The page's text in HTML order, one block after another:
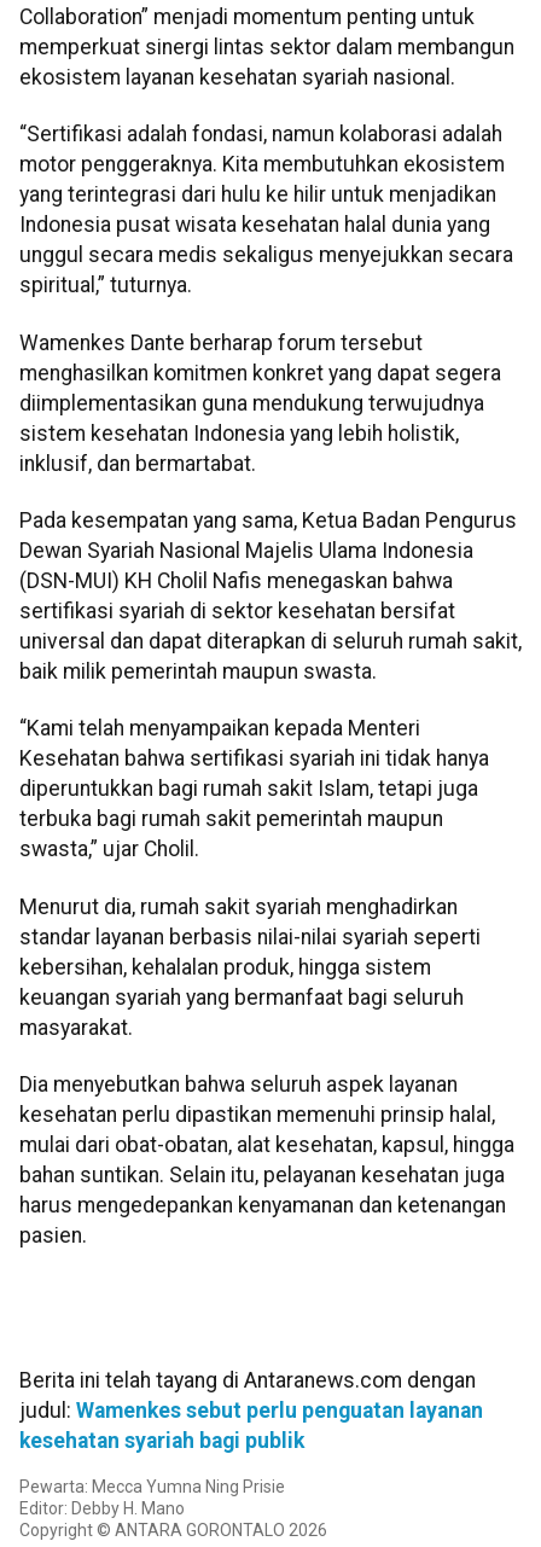
Collaboration” menjadi momentum penting untuk
memperkuat sinergi lintas sektor dalam membangun
ekosistem layanan kesehatan syariah nasional.
“Sertifikasi adalah fondasi, namun kolaborasi adalah
motor penggeraknya. Kita membutuhkan ekosistem
yang terintegrasi dari hulu ke hilir untuk menjadikan
Indonesia pusat wisata kesehatan halal dunia yang
unggul secara medis sekaligus menyejukkan secara
spiritual,” tuturnya.
Wamenkes Dante berharap forum tersebut
menghasilkan komitmen konkret yang dapat segera
diimplementasikan guna mendukung terwujudnya
sistem kesehatan Indonesia yang lebih holistik,
inklusif, dan bermartabat.
Pada kesempatan yang sama, Ketua Badan Pengurus
Dewan Syariah Nasional Majelis Ulama Indonesia
(DSN-MUI) KH Cholil Nafis menegaskan bahwa
sertifikasi syariah di sektor kesehatan bersifat
universal dan dapat diterapkan di seluruh rumah sakit,
baik milik pemerintah maupun swasta.
“Kami telah menyampaikan kepada Menteri
Kesehatan bahwa sertifikasi syariah ini tidak hanya
diperuntukkan bagi rumah sakit Islam, tetapi juga
terbuka bagi rumah sakit pemerintah maupun
swasta,” ujar Cholil.
Menurut dia, rumah sakit syariah menghadirkan
standar layanan berbasis nilai-nilai syariah seperti
kebersihan, kehalalan produk, hingga sistem
keuangan syariah yang bermanfaat bagi seluruh
masyarakat.
Dia menyebutkan bahwa seluruh aspek layanan
kesehatan perlu dipastikan memenuhi prinsip halal,
mulai dari obat-obatan, alat kesehatan, kapsul, hingga
bahan suntikan. Selain itu, pelayanan kesehatan juga
harus mengedepankan kenyamanan dan ketenangan
pasien.
Berita ini telah tayang di Antaranews.com dengan
judul: Wamenkes sebut perlu penguatan layanan
kesehatan syariah bagi publik
Pewarta: Mecca Yumna Ning Prisie
Editor: Debby H. Mano
Copyright © ANTARA GORONTALO 2026